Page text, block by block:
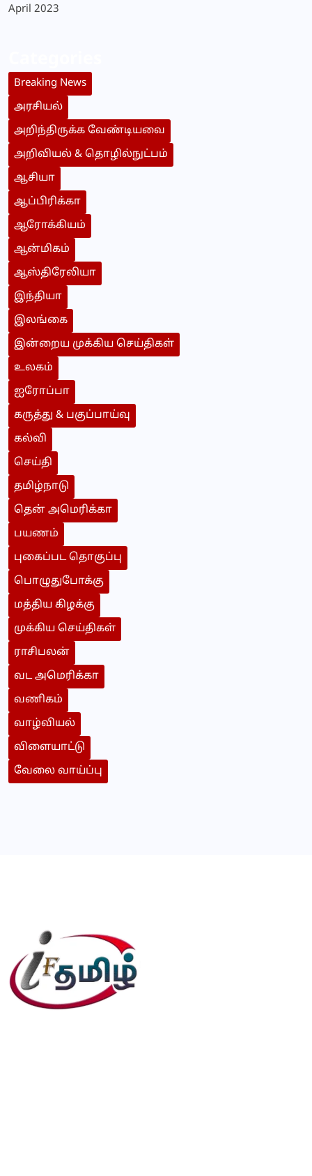
April 2023
Breaking News
அரசியல்
அறிந்திருக்க வேண்டியவை
அறிவியல் & தொழில்நுட்பம்
ஆசியா
ஆப்பிரிக்கா
ஆரோக்கியம்
ஆன்மிகம்
ஆஸ்திரேலியா
இந்தியா
இலங்கை
இன்றைய முக்கிய செய்திகள்
உலகம்
ஐரோப்பா
கருத்து & பகுப்பாய்வு
கல்வி
செய்தி
தமிழ்நாடு
தென் அமெரிக்கா
பயணம்
புகைப்பட தொகுப்பு
பொழுதுபோக்கு
மத்திய கிழக்கு
முக்கிய செய்திகள்
ராசிபலன்
வட அமெரிக்கா
வணிகம்
வாழ்வியல்
விளையாட்டு
வேலை வாய்ப்பு